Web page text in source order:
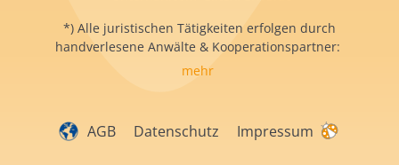
*) Alle juristischen Tätigkeiten erfolgen durch
handverlesene Anwälte & Kooperationspartner:
mehr
AGB Datenschutz Impressum